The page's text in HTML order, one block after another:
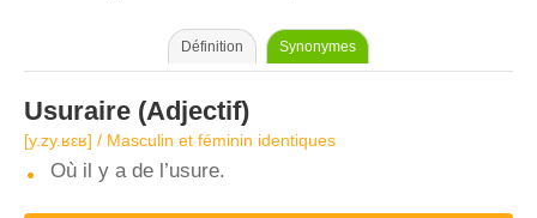
Définition Synonymes
Usuraire (Adjectif)
[y.zy.ʁɛʁ] / Masculin et féminin identiques
Où il y a de l’usure.